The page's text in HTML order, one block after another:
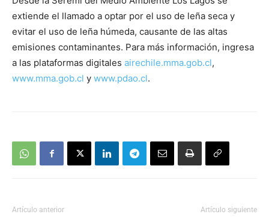
extiende el llamado a optar por el uso de leña seca y
evitar el uso de leña húmeda, causante de las altas
emisiones contaminantes. Para más información, ingresa
a las plataformas digitales airechile.mma.gob.cl,
www.mma.gob.cl y www.pdao.cl.
Artículo anterior Artículo siguiente